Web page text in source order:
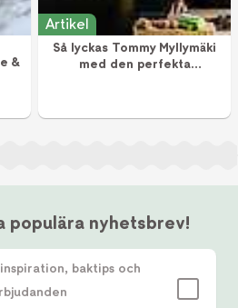
5 (245 röster)
&
Artikel
Så lyckas Tommy Myllymäki
med den perfekta
populära nyhetsbrev!
baktips och